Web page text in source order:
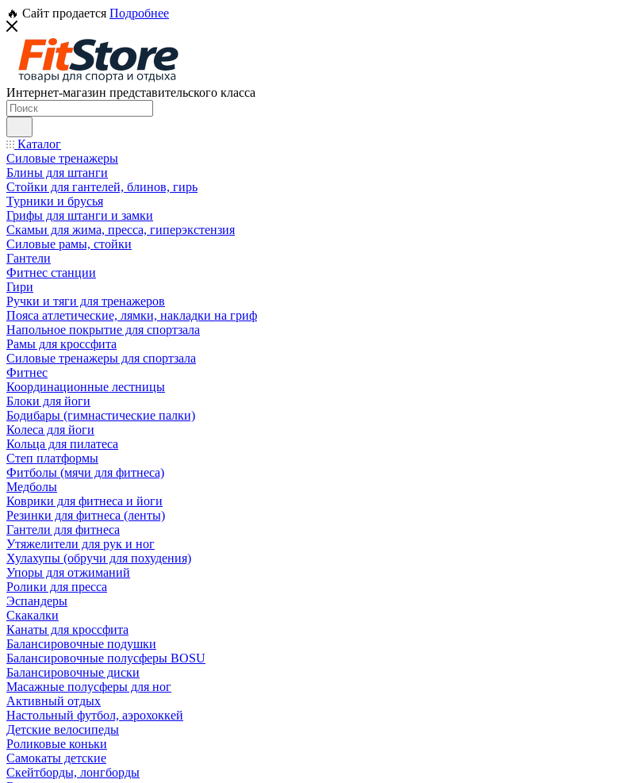
🔥 Сайт продается Подробнее
Интернет-магазин представительского класса
Каталог
Силовые тренажеры
Блины для штанги
Стойки для гантелей, блинов, гирь
Турники и брусья
Грифы для штанги и замки
Скамьи для жима, пресса, гиперэкстензия
Силовые рамы, стойки
Гантели
Фитнес станции
Гири
Ручки и тяги для тренажеров
Пояса атлетические, лямки, накладки на гриф
Напольное покрытие для спортзала
Рамы для кроссфита
Силовые тренажеры для спортзала
Фитнес
Координационные лестницы
Блоки для йоги
Бодибары (гимнастические палки)
Колеса для йоги
Кольца для пилатеса
Степ платформы
Фитболы (мячи для фитнеса)
Медболы
Коврики для фитнеса и йоги
Резинки для фитнеса (ленты)
Гантели для фитнеса
Утяжелители для рук и ног
Хулахупы (обручи для похудения)
Упоры для отжиманий
Ролики для пресса
Эспандеры
Скакалки
Канаты для кроссфита
Балансировочные подушки
Балансировочные полусферы BOSU
Балансировочные диски
Масажные полусферы для ног
Активный отдых
Настольный футбол, аэрохоккей
Детские велосипеды
Роликовые коньки
Самокаты детские
Скейтборды, лонгборды